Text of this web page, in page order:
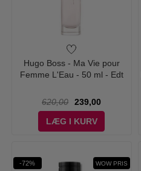
Hugo Boss - Ma Vie pour
Femme L'Eau - 50 ml - Edt
620,00
239,00
LÆG I KURV
-72% WOW PRIS